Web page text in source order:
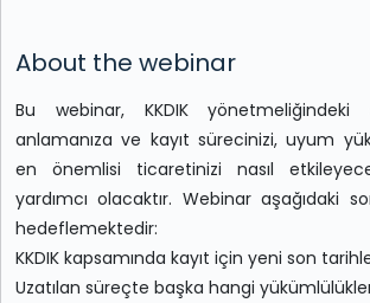
About the webinar
Bu webinar, KKDIK yönetmeliğindeki
anlamanıza ve kayıt sürecinizi, uyum
en önemlisi ticaretinizi nasıl
yardımcı olacaktır. Webinar aşağıdaki
hedeflemektedir:
KKDIK kapsamında kayıt için yeni son
Uzatılan süreçte başka hangi